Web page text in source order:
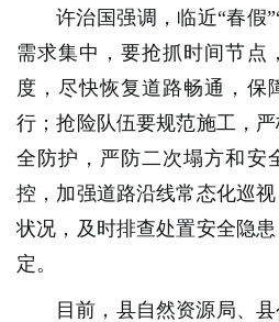
许治国强调，临近“春假
需求集中，要抢抓时间节点
度，尽快恢复道路畅通，保
行；抢险队伍要规范施工，
全防护，严防二次塌方和安
控，加强道路沿线常态化巡
状况，及时排查处置安全隐
定。
目前，县自然资源局、